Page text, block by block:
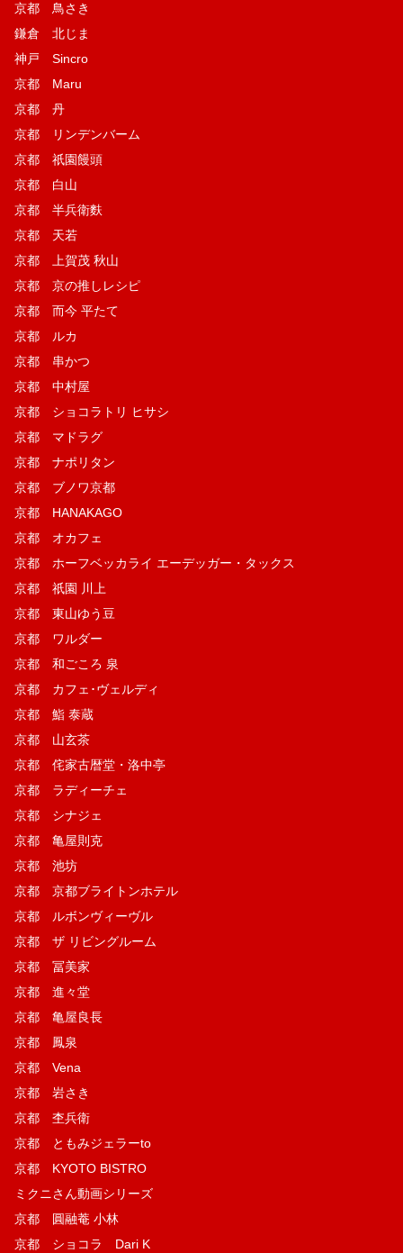
京都 鳥さき
鎌倉 北じま
神戸 Sincro
京都 Maru
京都 丹
京都 リンデンバーム
京都 祇園饅頭
京都 白山
京都 半兵衛麩
京都 天若
京都 上賀茂 秋山
京都 京の推しレシピ
京都 而今 平たて
京都 ルカ
京都 串かつ
京都 中村屋
京都 ショコラトリ ヒサシ
京都 マドラグ
京都 ナポリタン
京都 ブノワ京都
京都 HANAKAGO
京都 オカフェ
京都 ホーフベッカライ エーデッガー・タックス
京都 祇園 川上
京都 東山ゆう豆
京都 ワルダー
京都 和ごころ 泉
京都 カフェ･ヴェルディ
京都 鮨 泰蔵
京都 山玄茶
京都 侘家古暦堂・洛中亭
京都 ラディーチェ
京都 シナジェ
京都 亀屋則克
京都 池坊
京都 京都ブライトンホテル
京都 ルボンヴィーヴル
京都 ザ リビングルーム
京都 冨美家
京都 進々堂
京都 亀屋良長
京都 鳳泉
京都 Vena
京都 岩さき
京都 杢兵衛
京都 ともみジェラーto
京都 KYOTO BISTRO
ミクニさん動画シリーズ
京都 圓融菴 小林
京都 ショコラ Dari K